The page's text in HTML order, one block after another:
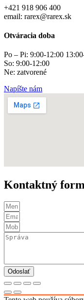
+421 918 906 400
email: rarex@rarex.sk
Otváracia doba
Po – Pi: 9:00-12:00
So: 9:00-12:00
Ne: zatvorené
Napíšte nám
Kontaktný
Odoslať